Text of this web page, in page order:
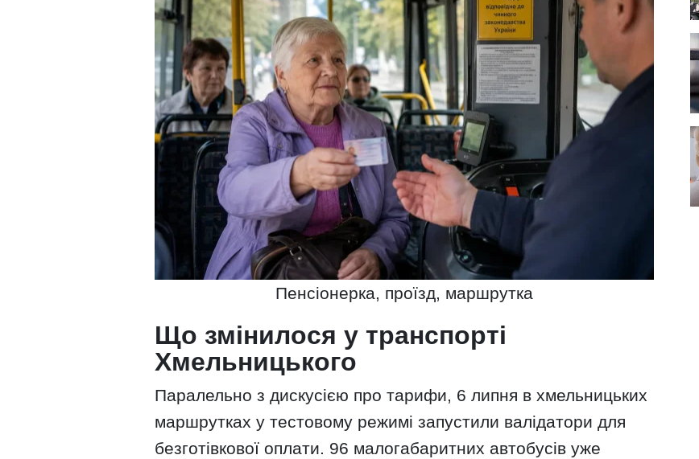
Пенсіонерка, проїзд, маршрутка
Що змінилося у транспорті
Хмельницького
Паралельно з дискусією про тарифи, 6 липня в хмельницьких
маршрутках у тестовому режимі запустили валідатори для
безготівкової оплати. 96 малогабаритних автобусів уже